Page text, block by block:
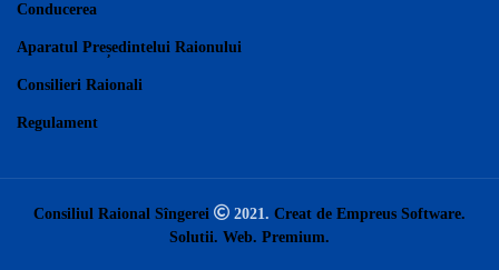
Conducerea
Aparatul Președintelui Raionului
Consilieri Raionali
Regulament
Consiliul Raional Sîngerei 2021. Creat de Empreus Software.
Solutii. Web. Premium.